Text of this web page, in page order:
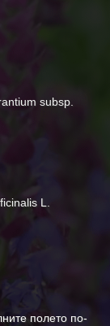
subsp.
L.
полето по-